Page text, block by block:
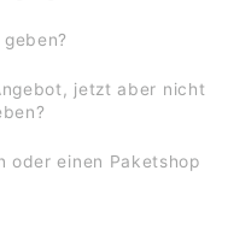
jetzt aber nicht
oder einen Paketshop